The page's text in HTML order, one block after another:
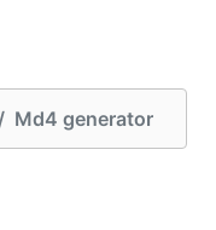
Md4 generator